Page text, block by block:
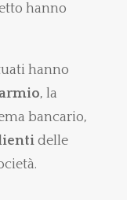
hanno
hanno
, la
bancario,
delle